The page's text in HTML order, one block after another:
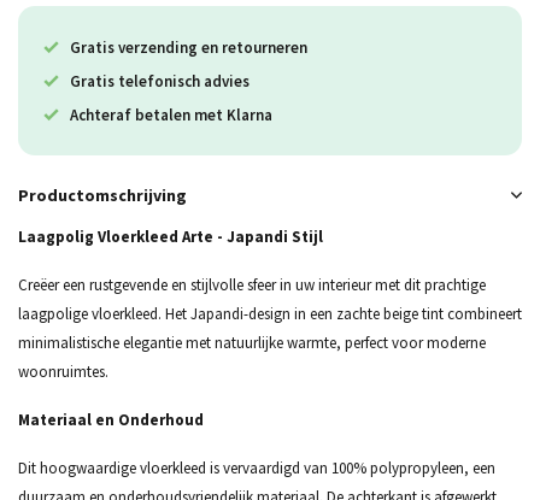
Gratis verzending en retourneren
Gratis telefonisch advies
Achteraf betalen met Klarna
Productomschrijving
Laagpolig Vloerkleed Arte - Japandi Stijl
Creëer een rustgevende en stijlvolle sfeer in uw interieur met dit prachtige
laagpolige vloerkleed. Het Japandi-design in een zachte beige tint combineert
minimalistische elegantie met natuurlijke warmte, perfect voor moderne
woonruimtes.
Materiaal en Onderhoud
Dit hoogwaardige vloerkleed is vervaardigd van 100% polypropyleen, een